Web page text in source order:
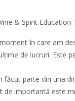
& Spirit Education
în care am
de lucruri. Este
parte din una
de importantă este